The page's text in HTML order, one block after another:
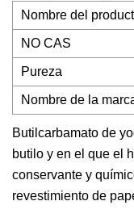
Nombre del
NO CAS
Pureza
Nombre de la
Butilcarbamato de
butilo y en el que el
conservante y
revestimiento de